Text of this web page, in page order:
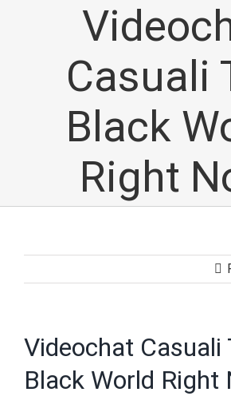
Casuali
Black
Right
Videochat Casuali
Black World Right